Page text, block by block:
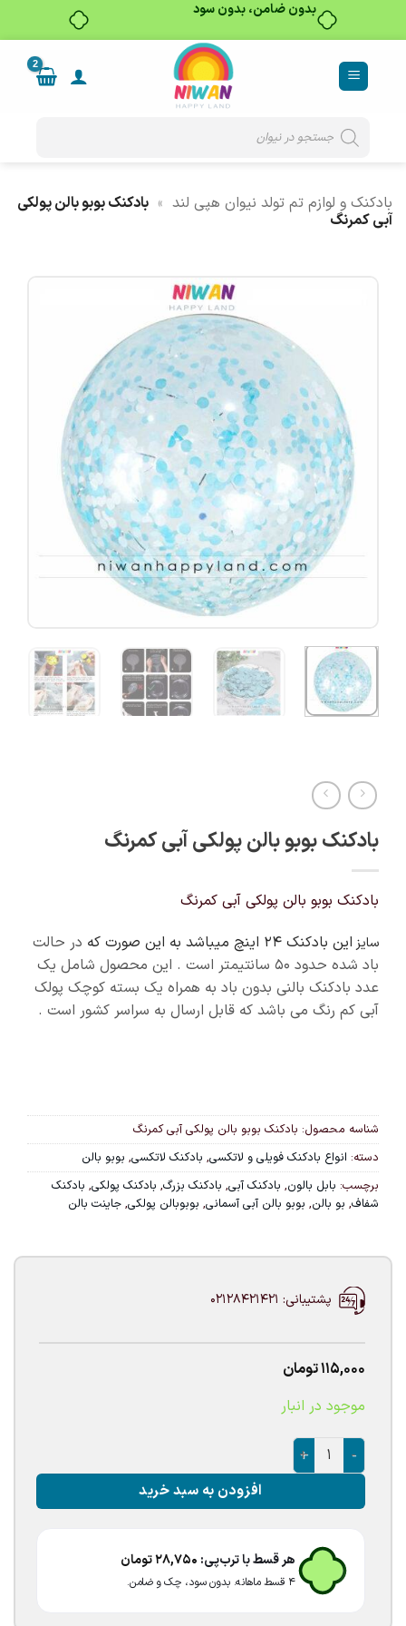
بدون ضامن، بدون سود
content
search
بادکنک و لوازم تم تولد نیوان هپی لند » بادکنک بوبو بالن پولکی
آبی کمرنگ
بادکنک بوبو بالن پولکی آبی کمرنگ
بادکنک بوبو بالن پولکی آبی کمرنگ
سایز این بادکنک 24 اینچ میباشد به این صورت که
در حالت
باد شده حدود 50 سانتیمتر است . این محصول شامل یک
عدد بادکنک بالنی بدون باد به همراه یک بسته کوچک پولک
آبی کم رنگ می باشد که قابل ارسال به سراسر کشور است .
شناسه محصول: بادکنک بوبو بالن پولکی آبی کمرنگ
دسته: انواع بادکنک فویلی و لاتکسی, بادکنک لاتکسی, بوبو بالن
برچسب: بابل بالون, بادکنک آبی, بادکنک بزرگ, بادکنک پولکی, بادکنک
شفاف, بو بالن, بوبو بالن آبی آسمانی, بوبوبالن پولکی, جاینت بالن
پشتیبانی: 02128421421
115,000تومان
موجود در انبار
بادکنک بوبو بالن پولکی آبی کمرنگ عدد
افزودن به سبد خرید
هر قسط با ترب‌پی: 28,750تومان
۴ قسط ماهانه. بدون سود، چک و ضامن.